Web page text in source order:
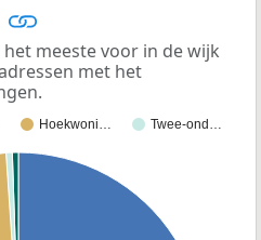
meeste voor in de wijk
met het
Hoekwoni…
Twee-ond…